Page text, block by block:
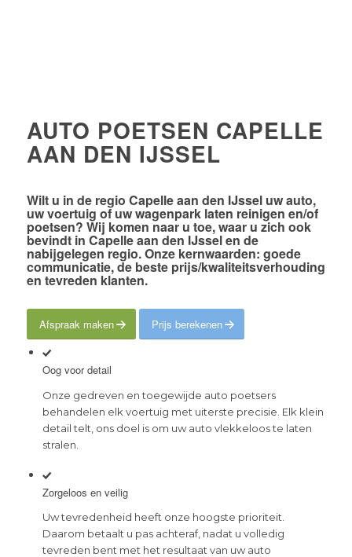
AUTO POETSEN CAPELLE
AAN DEN IJSSEL
Wilt u in de regio Capelle aan den IJsseluw auto,
uw voertuig of uw wagenpark laten reinigen en/of
poetsen? Wij komen naar u toe, waar u zich ook
bevindt in Capelle aan den IJssel en de
nabijgelegen regio. Onze kernwaarden: goede
communicatie, de beste prijs/kwaliteitsverhouding
en tevreden klanten.
Afspraak maken Prijs berekenen
Oog voor detail
Onze gedreven en toegewijde auto poetsers
behandelen elk voertuig met uiterste precisie. Elk klein
detail telt, ons doel is om uw auto vlekkeloos te laten
stralen.
Zorgeloos en veilig
Uw tevredenheid heeft onze hoogste prioriteit.
Daarom betaalt u pas achteraf, nadat u volledig
tevreden bent met het resultaat van uw auto